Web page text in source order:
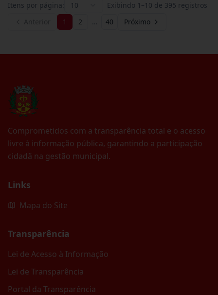
Itens por página: 10 Exibindo 1 –10 de 395 registros
1 2 … 40 Próximo
Comprometidos com a transparência total e o acesso
livre à informação pública, garantindo a participação
cidadã na gestão municipal.
Links
Mapa do Site
Transparência
Lei de Acesso à Informação
Lei de Transparência
Portal da Transparência